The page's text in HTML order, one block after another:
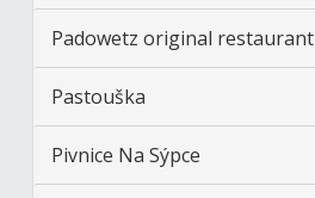
Padowetz original restaurant
Pastouška
Pivnice Na Sýpce